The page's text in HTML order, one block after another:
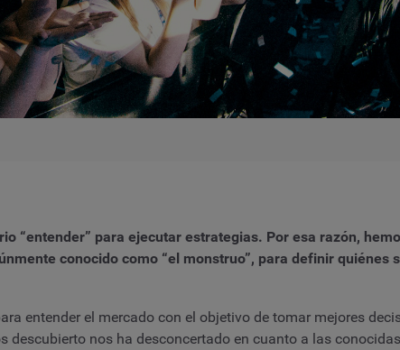
“entender” para ejecutar estrategias. Por esa razón,
conocido como “el monstruo”, para definir quiénes
entender el mercado con el objetivo de tomar mejores
nos ha desconcertado en cuanto a las